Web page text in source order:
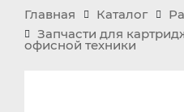
Главная Каталог
Запчасти для
офисной техники